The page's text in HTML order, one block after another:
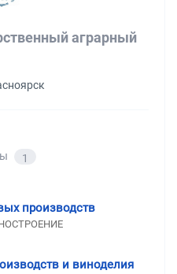
аграрный
1
производств
и виноделия